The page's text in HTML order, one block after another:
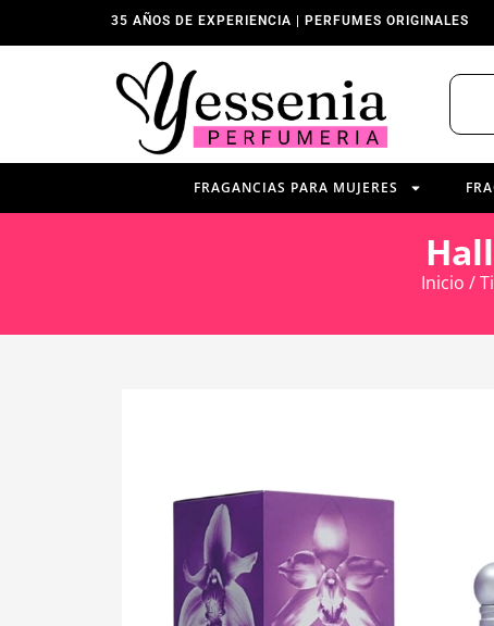
35 AÑOS DE EXPERIENCIA | PERFUMES ORIGINALES
FRAGANCIAS PARA MUJERES
Inicio /